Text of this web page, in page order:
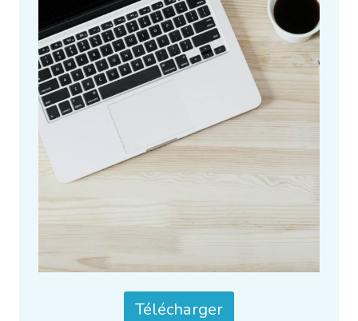
Télécharger